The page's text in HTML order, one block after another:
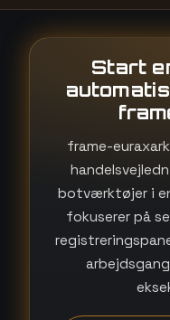
Start
frame-
botværktøjer i
fokuserer på